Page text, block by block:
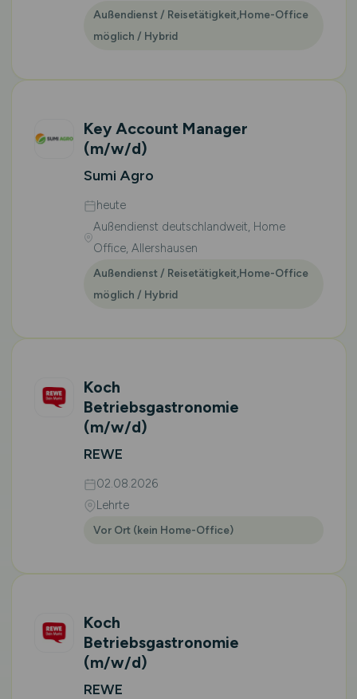
Außendienst / Reisetätigkeit,Home-Office
möglich / Hybrid
Key Account Manager
(m/w/d)
Sumi Agro
heute
Außendienst deutschlandweit, Home
Office, Allershausen
Außendienst / Reisetätigkeit,Home-Office
möglich / Hybrid
Koch
Betriebsgastronomie
(m/w/d)
REWE
02.08.2026
Lehrte
Vor Ort (kein Home-Office)
Koch
Betriebsgastronomie
(m/w/d)
REWE